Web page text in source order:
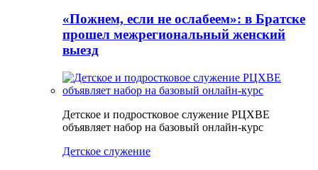
«Пожнем, если не ослабеем»: в Братске
прошел межрегиональный женский
выезд
Детское и подростковое служение РЦХВЕ
объявляет набор на базовый онлайн-курс
Детское служение